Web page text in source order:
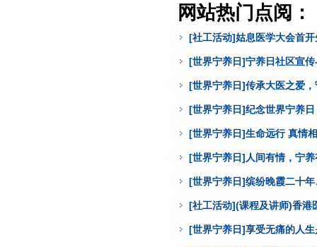
网站热门点阅：
[社工活动]姑息医学大会首
[世界宁养日]宁养日社区宣
[世界宁养日]传承大医之爱
[世界宁养日]纪念世界宁养
[世界宁养日]生命远行 真情
[世界宁养日]人间有情，宁
[世界宁养日]缤纷晚霞二十
[社工活动](课程及讲师)香
[世界宁养日]享受无痛的人